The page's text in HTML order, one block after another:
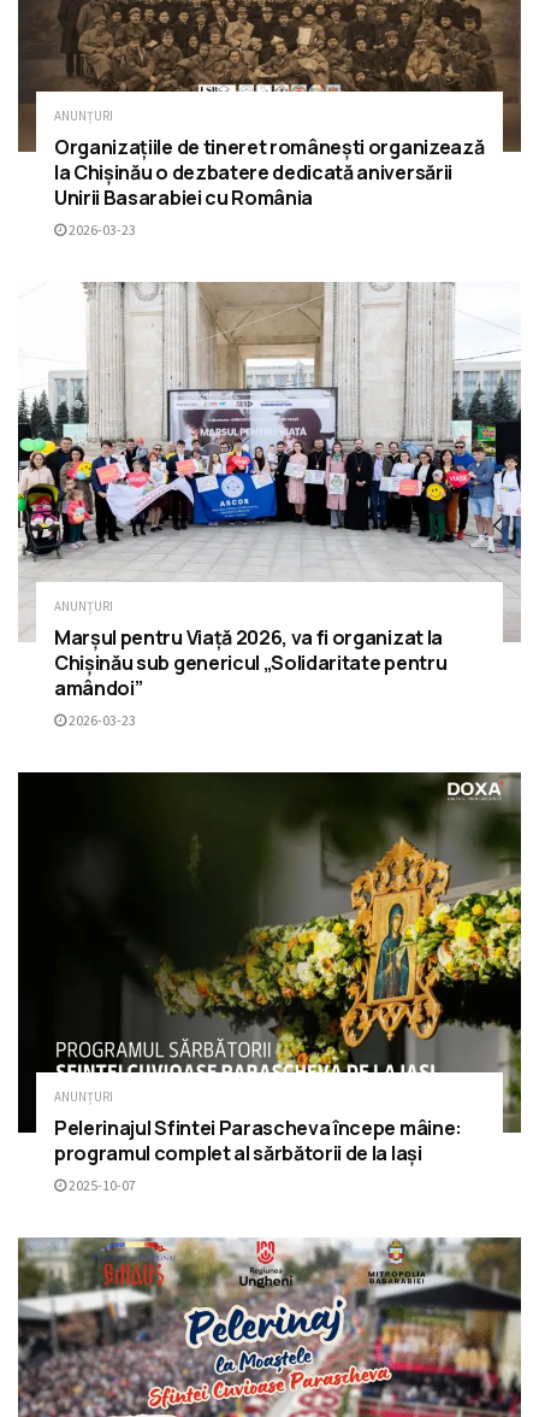
ANUNȚURI
Organizațiile de tineret românești organizează
la Chișinău o dezbatere dedicată aniversării
Unirii Basarabiei cu România
2026-03-23
ANUNȚURI
Marșul pentru Viață 2026, va fi organizat la
Chișinău sub genericul „Solidaritate pentru
amândoi”
2026-03-23
ANUNȚURI
Pelerinajul Sfintei Parascheva începe mâine:
programul complet al sărbătorii de la Iași
2025-10-07